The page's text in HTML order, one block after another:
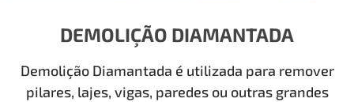
DEMOLIÇÃO DIAMANTADA
Demolição Diamantada é utilizada para remover
pilares, lajes, vigas, paredes ou outras grandes